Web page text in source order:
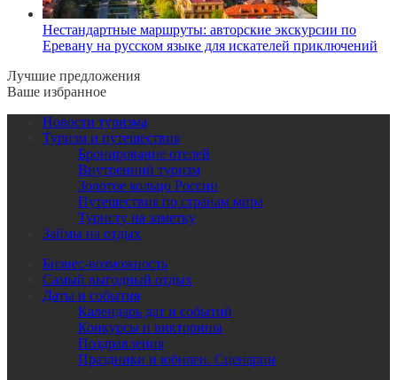
Нестандартные маршруты: авторские экскурсии по
Еревану на русском языке для искателей приключений
Лучшие предложения
Ваше избранное
Новости туризма
Туризм и путешествия
Бронирование отелей
Внутренний туризм
Золотое кольцо России
Путешествия по странам мира
Туристу на заметку
Займы на отдых
Бизнес-возможность
Самый выгодный отдых
Даты и события
Календарь дат и событий
Конкурсы и викторины
Поздравления
Праздники и юбилеи. Сценарии